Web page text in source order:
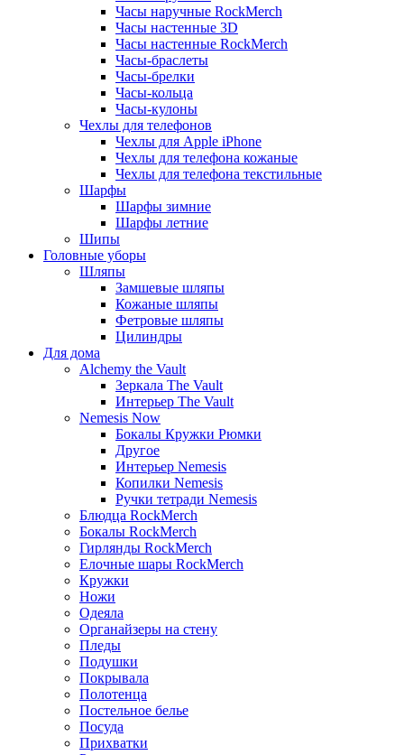
Часы наручные RockMerch
Часы настенные 3D
Часы настенные RockMerch
Часы-браслеты
Часы-брелки
Часы-кольца
Часы-кулоны
Чехлы для телефонов
Чехлы для Apple iPhone
Чехлы для телефона кожаные
Чехлы для телефона текстильные
Шарфы
Шарфы зимние
Шарфы летние
Шипы
Головные уборы
Шляпы
Замшевые шляпы
Кожаные шляпы
Фетровые шляпы
Цилиндры
Для дома
Alchemy the Vault
Зеркала The Vault
Интерьер The Vault
Nemesis Now
Бокалы Кружки Рюмки
Другое
Интерьер Nemesis
Копилки Nemesis
Ручки тетради Nemesis
Блюдца RockMerch
Бокалы RockMerch
Гирлянды RockMerch
Елочные шары RockMerch
Кружки
Ножи
Одеяла
Органайзеры на стену
Пледы
Подушки
Покрывала
Полотенца
Постельное белье
Посуда
Прихватки